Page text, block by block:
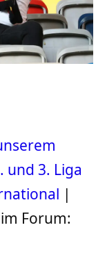
und 3. Liga
|
Forum: